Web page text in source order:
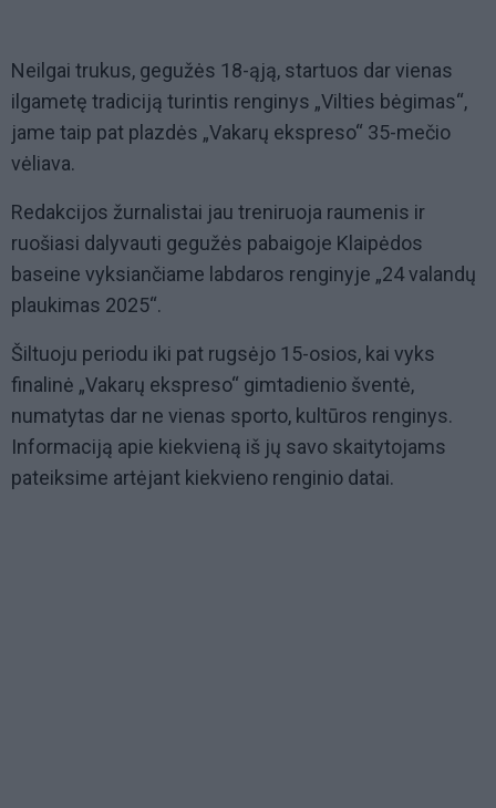
Neilgai trukus, gegužės 18-ąją, startuos dar vienas
ilgametę tradiciją turintis renginys „Vilties bėgimas“,
jame taip pat plazdės „Vakarų ekspreso“ 35-mečio
vėliava.
Redakcijos žurnalistai jau treniruoja raumenis ir
ruošiasi dalyvauti gegužės pabaigoje Klaipėdos
baseine vyksiančiame labdaros renginyje „24 valandų
plaukimas 2025“.
Šiltuoju periodu iki pat rugsėjo 15-osios, kai vyks
finalinė „Vakarų ekspreso“ gimtadienio šventė,
numatytas dar ne vienas sporto, kultūros renginys.
Informaciją apie kiekvieną iš jų savo skaitytojams
pateiksime artėjant kiekvieno renginio datai.